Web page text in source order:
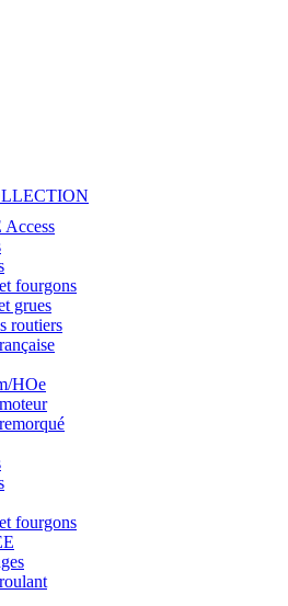
Access
fourgons
grues
routiers
HOe
fourgons